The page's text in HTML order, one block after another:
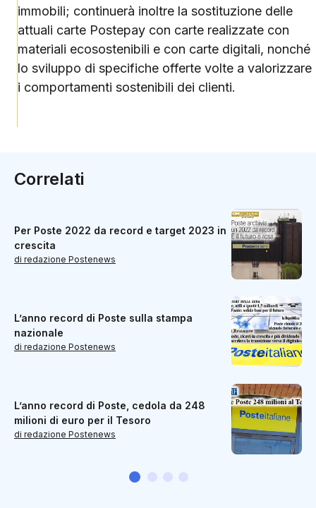
immobili; continuerà inoltre la sostituzione delle
attuali carte Postepay con carte realizzate con
materiali ecosostenibili e con carte digitali, nonché
lo sviluppo di specifiche offerte volte a valorizzare
i comportamenti sostenibili dei clienti.
Correlati
Per Poste 2022 da record e target 2023 in
crescita
di redazione Postenews
L’anno record di Poste sulla stampa
nazionale
di redazione Postenews
L’anno record di Poste, cedola da 248
milioni di euro per il Tesoro
di redazione Postenews